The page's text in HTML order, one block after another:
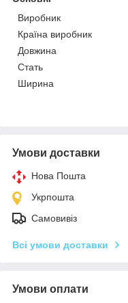
Виробник
Країна виробник
Довжина
Стать
Ширина
Умови доставки
Нова Пошта
Укрпошта
Самовивіз
Всі умови доставки
Умови оплати